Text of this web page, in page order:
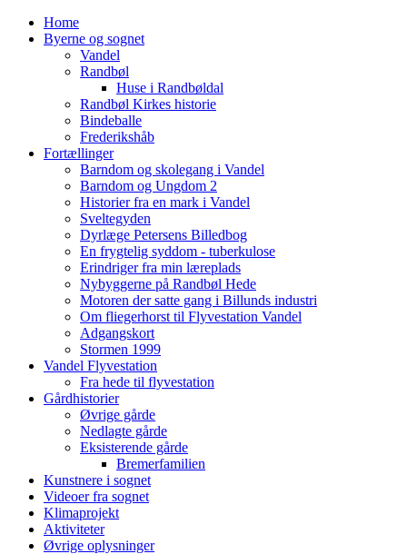
Home
Byerne og sognet
Vandel
Randbøl
Huse i Randbøldal
Randbøl Kirkes historie
Bindeballe
Frederikshåb
Fortællinger
Barndom og skolegang i Vandel
Barndom og Ungdom 2
Historier fra en mark i Vandel
Sveltegyden
Dyrlæge Petersens Billedbog
En frygtelig syddom - tuberkulose
Erindriger fra min læreplads
Nybyggerne på Randbøl Hede
Motoren der satte gang i Billunds industri
Om fliegerhorst til Flyvestation Vandel
Adgangskort
Stormen 1999
Vandel Flyvestation
Fra hede til flyvestation
Gårdhistorier
Øvrige gårde
Nedlagte gårde
Eksisterende gårde
Bremerfamilien
Kunstnere i sognet
Videoer fra sognet
Klimaprojekt
Aktiviteter
Øvrige oplysninger